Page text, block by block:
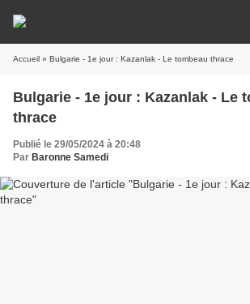
Accueil » Bulgarie - 1e jour : Kazanlak - Le tombeau thrace
Bulgarie - 1e jour : Kazanlak - Le
thrace
Publié le 29/05/2024 à 20:48
Par Baronne Samedi